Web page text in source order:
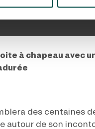
à chapeau avec
des centaines
autour de son